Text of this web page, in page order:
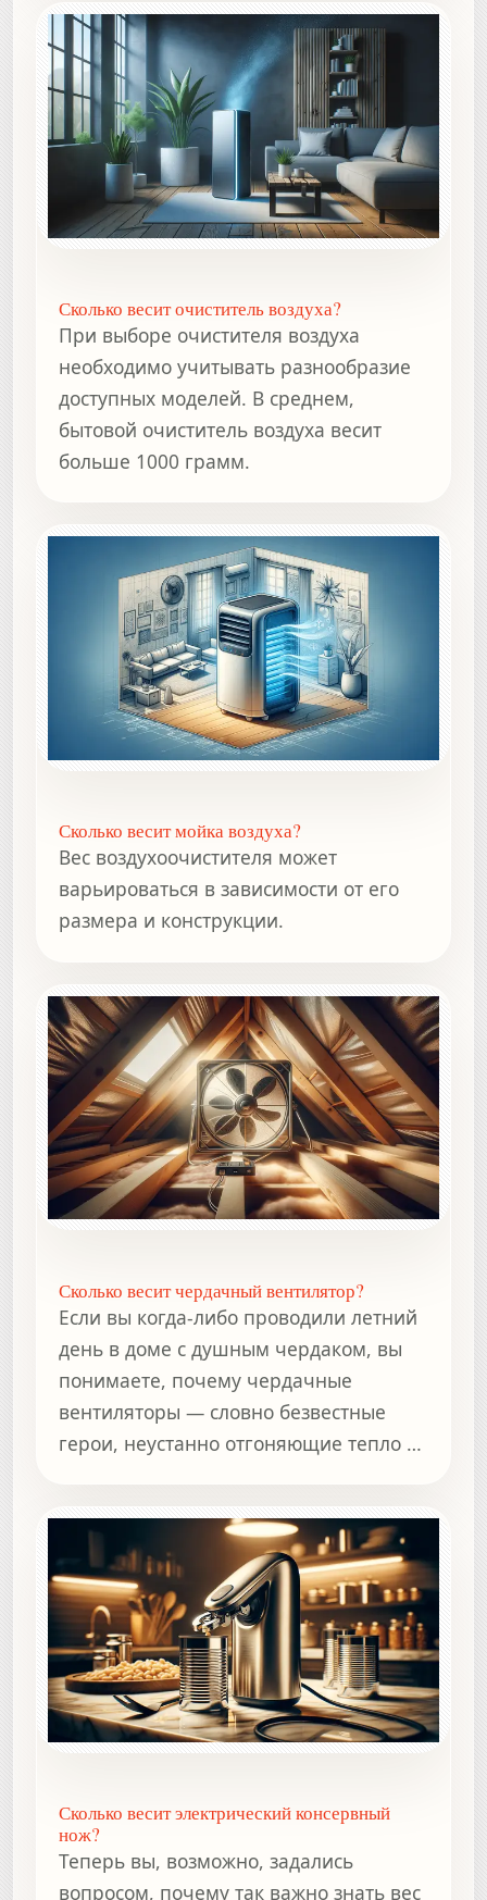
Сколько весит очиститель воздуха?
При выборе очистителя воздуха
необходимо учитывать разнообразие
доступных моделей. В среднем,
бытовой очиститель воздуха весит
больше 1000 грамм.
Сколько весит мойка воздуха?
Вес воздухоочистителя может
варьироваться в зависимости от его
размера и конструкции.
Сколько весит чердачный вентилятор?
Если вы когда-либо проводили летний
день в доме с душным чердаком, вы
понимаете, почему чердачные
вентиляторы — словно безвестные
герои, неустанно отгоняющие тепло и
Сколько весит электрический консервный
нож?
Теперь вы, возможно, задались
вопросом, почему так важно знать вес